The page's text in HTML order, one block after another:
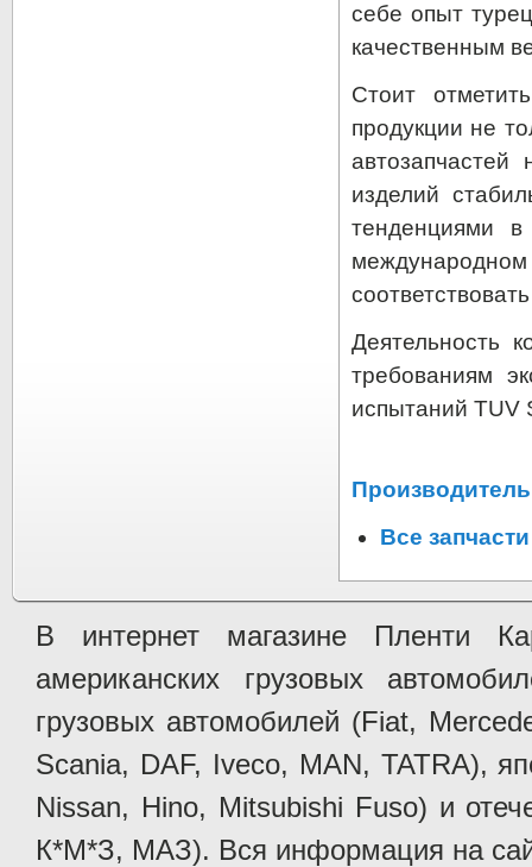
себе опыт
качественным
Стоит
продукции не
автозапчастей
изделий
тенденциями
Деятельность
требованиям
испытаний TUV
Все
В интернет магазине Пленти
американских грузовых
грузовых автомобилей (Fiat,
Scania, DAF, Iveco, MAN, TATRA),
Nissan, Hino, Mitsubishi Fuso) и
К*М*З, МАЗ). Вся информация на